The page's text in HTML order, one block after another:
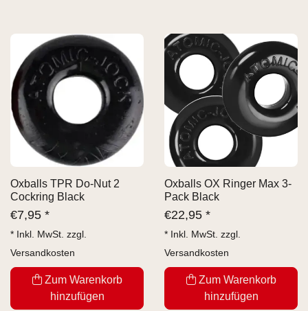
Oxballs TPR Do-Nut 2
Cockring Black
€7,95 *
* Inkl. MwSt. zzgl.
Versandkosten
Zum Warenkorb
hinzufügen
Oxballs OX Ringer Max 3-
Pack Black
€22,95 *
* Inkl. MwSt. zzgl.
Versandkosten
Zum Warenkorb
hinzufügen